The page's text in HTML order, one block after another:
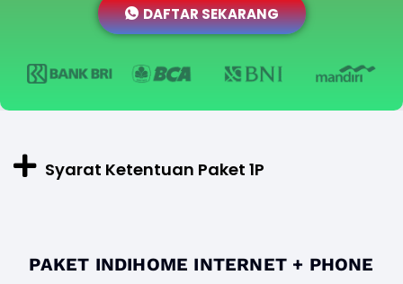
DAFTAR SEKARANG
Syarat Ketentuan Paket 1P
PAKET INDIHOME INTERNET + PHONE